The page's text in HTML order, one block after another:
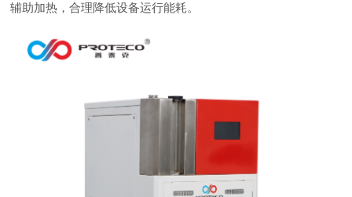
辅助加热，合理降低设备运行能耗。